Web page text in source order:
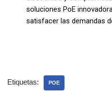
soluciones PoE
satisfacer las demandas
Etiquetas: POE